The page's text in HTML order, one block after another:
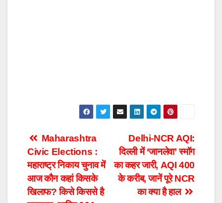
Post
navigation
Delhi-NCR AQI:
दिल्ली में ‘जानलेवा’ स्मॉग
का कहर जारी, AQI 400
के करीब, जानें पूरे NCR
का क्या है हाल
Maharashtra
Civic Elections :
महाराष्ट्र निकाय चुनाव में
आज कौन कहां किसके
खिलाफ? किसे किससे है